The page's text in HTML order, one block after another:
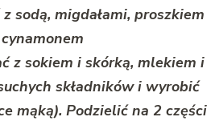
sodą, migdałami, proszkiem
z sokiem i skórką, mlekiem i
składników i wyrobić
mąką). Podzielić na 2 części